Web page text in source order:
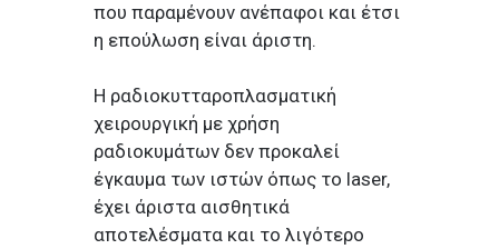
που παραμένουν ανέπαφοι και έτσι
η επούλωση είναι άριστη.
Η ραδιοκυτταροπλασματική
χειρουργική με χρήση
ραδιοκυμάτων δεν προκαλεί
έγκαυμα των ιστών όπως το laser,
έχει άριστα αισθητικά
αποτελέσματα και το λιγότερο